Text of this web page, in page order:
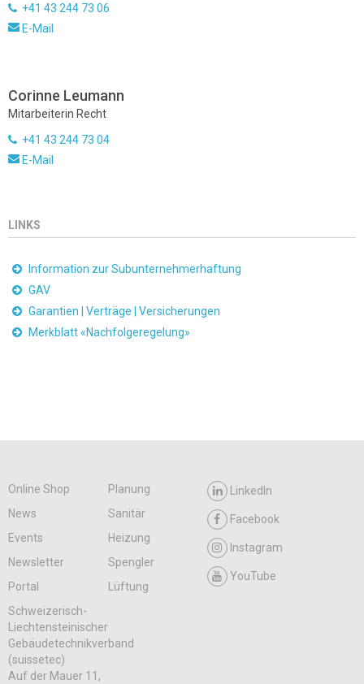
+41 43 244 73 06
E-Mail
Corinne Leumann
Mitarbeiterin Recht
+41 43 244 73 04
E-Mail
LINKS
Information zur Subunternehmerhaftung
GAV
Garantien | Verträge | Versicherungen
Merkblatt «Nachfolgeregelung»
Online Shop
Planung
News
Sanitär
Events
Heizung
Newsletter
Spengler
Portal
Lüftung
LinkedIn
Facebook
Instagram
YouTube
Schweizerisch-
Liechtensteinischer
Gebäudetechnikverband
(suissetec)
Auf der Mauer 11,